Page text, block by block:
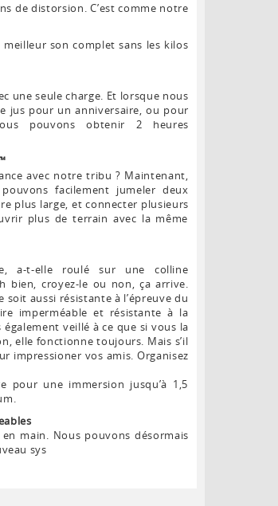
de distorsion. C’est comme notre
son complet sans les kilos
une seule charge. Et lorsque nous
jus pour un anniversaire, ou pour
pouvons obtenir 2 heures
avec notre tribu ? Maintenant,
facilement jumeler deux
plus large, et connecter plusieurs
plus de terrain avec la même
a-t-elle roulé sur une colline
bien, croyez-le ou non, ça arrive.
soit aussi résistante à l’épreuve du
imperméable et résistante à la
veillé à ce que si vous la
elle fonctionne toujours. Mais s’il
impressioner vos amis. Organisez
pour une immersion jusqu’à 1,5
main. Nous pouvons désormais
sys